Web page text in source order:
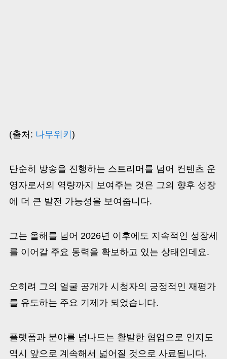
(출처: 나무위키 )
단순히 방송을 진행하는 스트리머를 넘어 컨텐츠 운
영자로서의 역량까지 보여주는 것은 그의 향후 성장
에 더 큰 발전 가능성을 보여줍니다.
그는 올해를 넘어 2026년 이후에도 지속적인 성장세
를 이어갈 주요 동력을 확보하고 있는 상태인데요.
오히려 그의 얼굴 공개가 시청자의 긍정적인 재평가
를 유도하는 주요 기제가 되었습니다.
플랫폼과 분야를 넘나드는 활발한 협업으로 인지도
역시 앞으로 계속해서 넓어질 것으로 사료됩니다.